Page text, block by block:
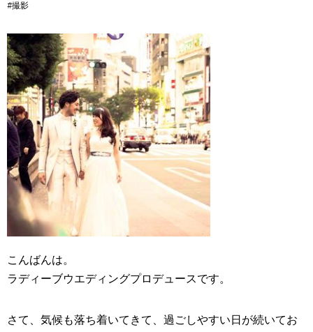
#撮影
こんばんは。
ラディーブウエディングプロデュースです。
さて、気候も落ち着いてきて、過ごしやすい日が続いてお